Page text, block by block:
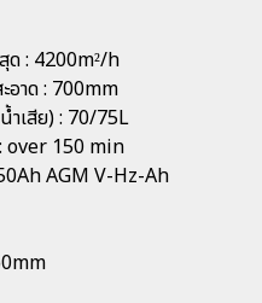
ด : 4200m²/h
อาด : 700mm
ำเสีย) : 70/75L
: over 150 min
AGM V-Hz-Ah